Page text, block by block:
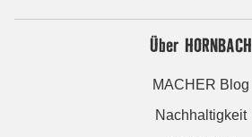
Über HORNBACH
MACHER Blog
Nachhaltigkeit